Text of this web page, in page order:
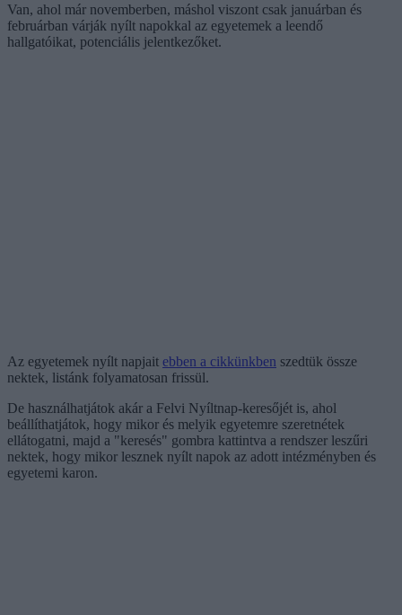
Van, ahol már novemberben, máshol viszont csak januárban és
februárban várják nyílt napokkal az egyetemek a leendő
hallgatóikat, potenciális jelentkezőket.
Az egyetemek nyílt napjait ebben a cikkünkben szedtük össze
nektek, listánk folyamatosan frissül.
De használhatjátok akár a Felvi Nyíltnap-keresőjét is, ahol
beállíthatjátok, hogy mikor és melyik egyetemre szeretnétek
ellátogatni, majd a "keresés" gombra kattintva a rendszer leszűri
nektek, hogy mikor lesznek nyílt napok az adott intézményben és
egyetemi karon.